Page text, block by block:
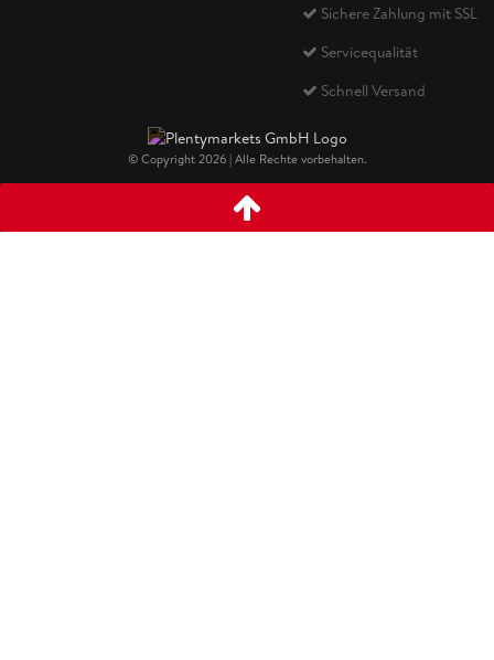
Sichere Zahlung mit SSL
Servicequalität
Schnell Versand
© Copyright 2026 | Alle Rechte vorbehalten.